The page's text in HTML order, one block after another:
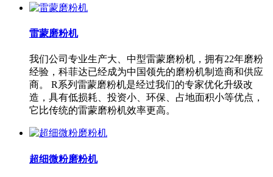
雷蒙磨粉机
我们公司专业生产大、中型雷蒙磨粉机，拥有22年磨粉
经验，科菲达已经成为中国领先的磨粉机制造商和供应
商。 R系列雷蒙磨粉机是经过我们的专家优化升级改
造，具有低损耗、投资小、环保、占地面积小等优点，
它比传统的雷蒙磨粉机效率更高。
超细微粉磨粉机